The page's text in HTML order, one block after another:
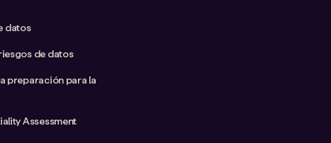
datos
de datos
preparación para la
Assessment